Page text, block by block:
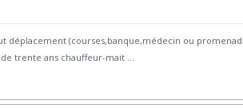
déplacement (courses,banque,médecin ou
trente ans chauffeur-mait